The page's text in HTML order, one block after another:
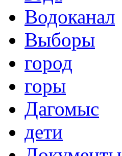
Водоканал
Выборы
город
горы
Дагомыс
дети